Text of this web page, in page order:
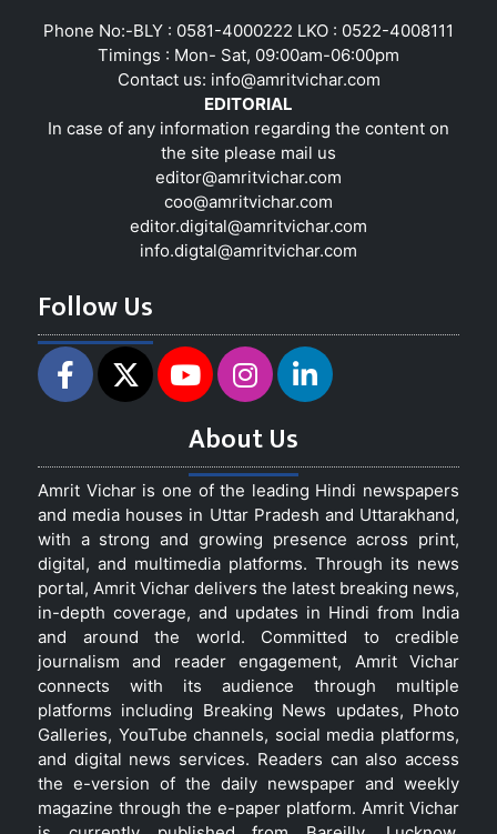
Phone No:-BLY : 0581-4000222 LKO : 0522-4008111
Timings : Mon- Sat, 09:00am-06:00pm
Contact us: info@amritvichar.com
EDITORIAL
In case of any information regarding the content on
the site please mail us
editor@amritvichar.com
coo@amritvichar.com
editor.digital@amritvichar.com
info.digtal@amritvichar.com
Follow Us
About Us
Amrit Vichar is one of the leading Hindi newspapers
and media houses in Uttar Pradesh and Uttarakhand,
with a strong and growing presence across print,
digital, and multimedia platforms. Through its news
portal, Amrit Vichar delivers the latest breaking news,
in-depth coverage, and updates in Hindi from India
and around the world. Committed to credible
journalism and reader engagement, Amrit Vichar
connects with its audience through multiple
platforms including Breaking News updates, Photo
Galleries, YouTube channels, social media platforms,
and digital news services. Readers can also access
the e-version of the daily newspaper and weekly
magazine through the e-paper platform. Amrit Vichar